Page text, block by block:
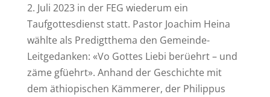
2. Juli 2023 in der FEG wiederum ein
Taufgottesdienst statt. Pastor Joachim Heina
wählte als Predigtthema den Gemeinde-
Leitgedanken: «Vo Gottes Liebi berüehrt – und
zäme gfüehrt». Anhand der Geschichte mit
dem äthiopischen Kämmerer, der Philippus